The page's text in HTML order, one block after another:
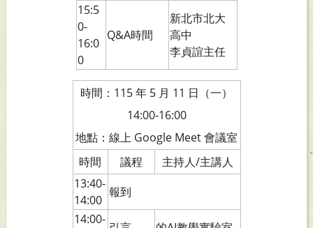
15:5
0-
16:0
0
Q&A時間
新北市北大
高中
李貞誼主任
時間：115 年 5 月 11 日（一）
14:00-16:00
地點：線上 Google Meet 會議室
時間
議程
主持人/主講人
13:40-
14:00
報到
14:00-